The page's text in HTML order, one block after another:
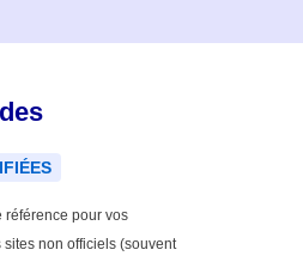
référence pour vos
non officiels (souvent